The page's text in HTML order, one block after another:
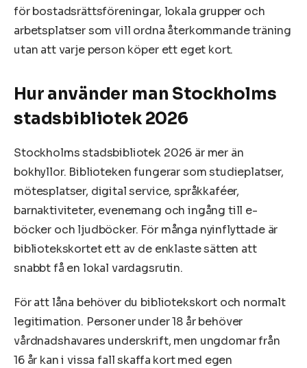
för bostadsrättsföreningar, lokala grupper och
arbetsplatser som vill ordna återkommande träning
utan att varje person köper ett eget kort.
Hur använder man Stockholms
stadsbibliotek 2026
Stockholms stadsbibliotek 2026 är mer än
bokhyllor. Biblioteken fungerar som studieplatser,
mötesplatser, digital service, språkkaféer,
barnaktiviteter, evenemang och ingång till e-
böcker och ljudböcker. För många nyinflyttade är
bibliotekskortet ett av de enklaste sätten att
snabbt få en lokal vardagsrutin.
För att låna behöver du bibliotekskort och normalt
legitimation. Personer under 18 år behöver
vårdnadshavares underskrift, men ungdomar från
16 år kan i vissa fall skaffa kort med egen